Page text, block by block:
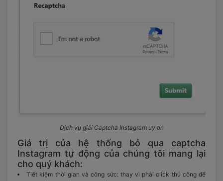
Dịch vụ giải Captcha Instagram uy tín
Giá trị của hệ thống bỏ qua captcha
Instagram tự động của chúng tôi mang lại
cho quý khách:
Tiết kiệm thời gian và công sức: thay vì phải click thủ công để